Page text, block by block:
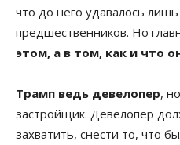
что до него удавалось
предшественников. Но
этом, а в том, как и что
Трамп ведь девелопер,
застройщик. Девелопер
захватить, снести то, что